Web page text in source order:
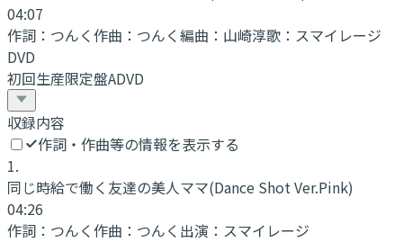
04:07
作詞： つんく 作曲： つんく 編曲： 山崎淳歌： スマイレージ
DVD
初回生産限定盤ADVD
収録内容
作詞・作曲等の情報を表示する
1.
同じ時給で働く友達の美人ママ(Dance Shot Ver.Pink)
04:26
作詞： つんく 作曲： つんく 出演： スマイレージ